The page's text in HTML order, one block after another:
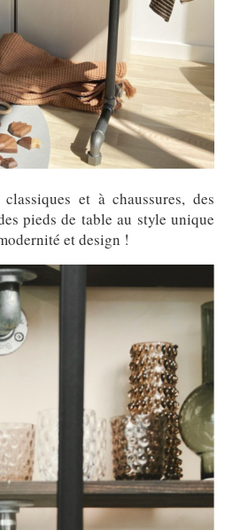
et à chaussures, des
pieds de table au style unique
et design !